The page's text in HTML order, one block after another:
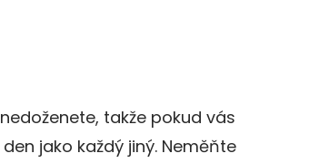
takže pokud vás
jako každý jiný. Neměňte